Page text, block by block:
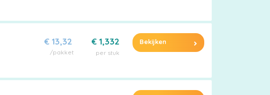
€ 13,32
/pakket
€ 1,332
per stuk
Bekijken